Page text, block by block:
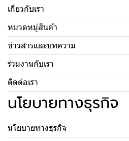
เกี่ยวกับเรา
หมวดหมู่สินค้า
ข่าวสารและบทความ
ร่วมงานกับเรา
ติดต่อเรา
นโยบายทางธุรกิจ
นโยบายทางธุรกิจ